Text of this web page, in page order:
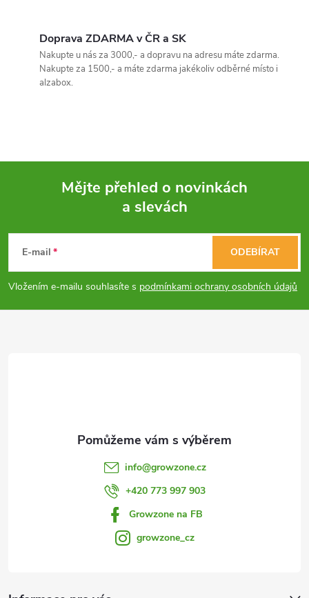
a
p
r
v
Doprava ZDARMA v ČR a SK
Nakupte u nás za 3000,- a dopravu na adresu máte zdarma.
Nakupte za 1500,- a máte zdarma jakékoliv odběrné místo i
alzabox.
p
a
Mějte přehled o novinkách
a slevách
E-mail
Vložením e-mailu souhlasíte s podmínkami ochrany osobních údajů
ODEBÍRAT
info@growzone.cz
+420 773 997 903
Growzone na FB
growzone_cz